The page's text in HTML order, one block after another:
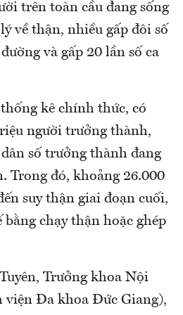
trên toàn cầu đang sống
về thận, nhiều gấp đôi số
và gấp 20 lần số ca
kê chính thức, có
người trưởng thành,
số trưởng thành đang
Trong đó, khoảng 26.000
suy thận giai đoạn cuối,
chạy thận hoặc ghép
Trưởng khoa Nội
viện Đa khoa Đức Giang),